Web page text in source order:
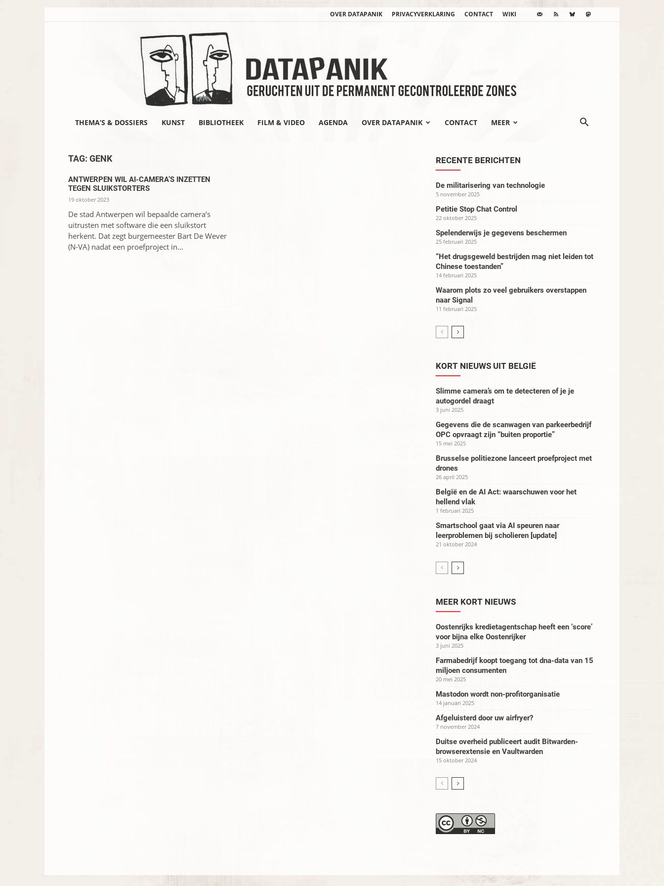
OVER DATAPANIK PRIVACYVERKLARING CONTACT WIKI
THEMA’S & DOSSIERS KUNST BIBLIOTHEEK FILM & VIDEO AGENDA OVER DATAPANIK CONTACT MEER
TAG: GENK
ANTWERPEN WIL AI-CAMERA’S INZETTEN
TEGEN SLUIKSTORTERS
19 oktober 2023
De stad Antwerpen wil bepaalde camera’s
uitrusten met software die een sluikstort
herkent. Dat zegt burgemeester Bart De Wever
(N-VA) nadat een proefproject in...
RECENTE BERICHTEN
De militarisering van technologie
5 november 2025
Petitie Stop Chat Control
22 oktober 2025
Spelenderwijs je gegevens beschermen
25 februari 2025
“Het drugsgeweld bestrijden mag niet leiden tot
Chinese toestanden”
14 februari 2025
Waarom plots zo veel gebruikers overstappen
naar Signal
11 februari 2025
KORT NIEUWS UIT BELGIË
Slimme camera’s om te detecteren of je je
autogordel draagt
3 juni 2025
Gegevens die de scanwagen van parkeerbedrijf
OPC opvraagt zijn “buiten proportie”
15 mei 2025
Brusselse politiezone lanceert proefproject met
drones
26 april 2025
België en de AI Act: waarschuwen voor het
hellend vlak
1 februari 2025
Smartschool gaat via AI speuren naar
leerproblemen bij scholieren [update]
21 oktober 2024
MEER KORT NIEUWS
Oostenrijks kredietagentschap heeft een ‘score’
voor bijna elke Oostenrijker
3 juni 2025
Farmabedrijf koopt toegang tot dna-data van 15
miljoen consumenten
20 mei 2025
Mastodon wordt non-profitorganisatie
14 januari 2025
Afgeluisterd door uw airfryer?
7 november 2024
Duitse overheid publiceert audit Bitwarden-
browserextensie en Vaultwarden
15 oktober 2024